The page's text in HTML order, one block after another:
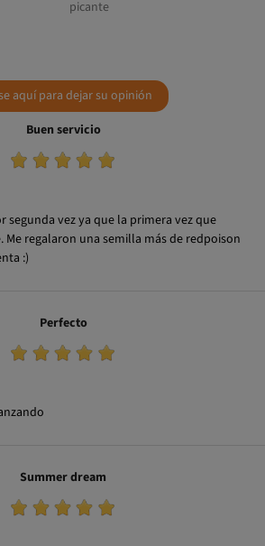
aquí para dejar su opinión
Buen servicio
regalaron una semilla más de redpoison
:)